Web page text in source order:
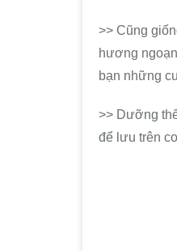
>> Cũng
hương
bạn những
>> Dưỡng
để lưu trên